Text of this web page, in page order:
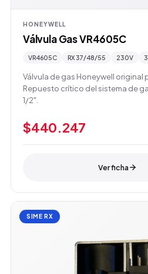
HONEYWELL
Válvula Gas VR4605C
VR4605C RX 37/48/55 230V
Válvula de gas Honeywell original
Repuesto crítico del sistema de
1/2".
$440.247
Ver ficha
SIME RX